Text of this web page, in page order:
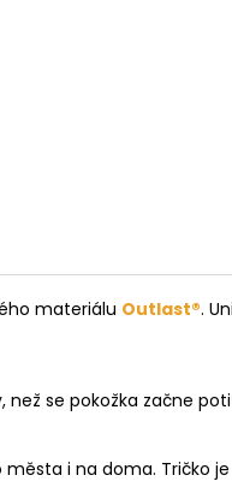
materiálu Outlast®.
než se pokožka začne
i na doma. Tričko